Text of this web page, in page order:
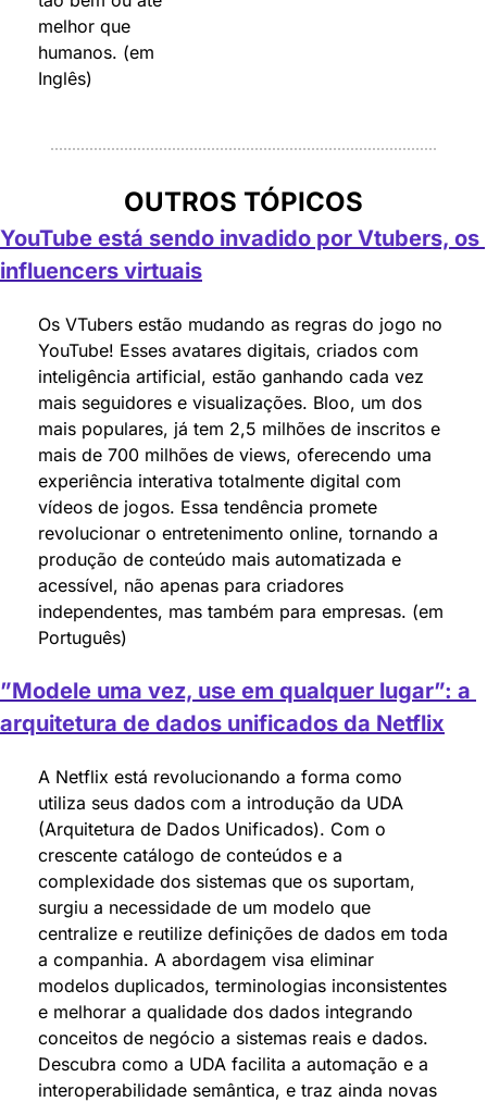
melhor que
humanos. (em
Inglês)
OUTROS TÓPICOS
YouTube está sendo invadido por Vtubers, os
influencers virtuais
Os VTubers estão mudando as regras do jogo no
YouTube! Esses avatares digitais, criados com
inteligência artificial, estão ganhando cada vez
mais seguidores e visualizações. Bloo, um dos
mais populares, já tem 2,5 milhões de inscritos e
mais de 700 milhões de views, oferecendo uma
experiência interativa totalmente digital com
vídeos de jogos. Essa tendência promete
revolucionar o entretenimento online, tornando a
produção de conteúdo mais automatizada e
acessível, não apenas para criadores
independentes, mas também para empresas. (em
Português)
”Modele uma vez, use em qualquer lugar”: a
arquitetura de dados unificados da Netflix
A Netflix está revolucionando a forma como
utiliza seus dados com a introdução da UDA
(Arquitetura de Dados Unificados). Com o
crescente catálogo de conteúdos e a
complexidade dos sistemas que os suportam,
surgiu a necessidade de um modelo que
centralize e reutilize definições de dados em toda
a companhia. A abordagem visa eliminar
modelos duplicados, terminologias inconsistentes
e melhorar a qualidade dos dados integrando
conceitos de negócio a sistemas reais e dados.
Descubra como a UDA facilita a automação e a
interoperabilidade semântica, e traz ainda novas